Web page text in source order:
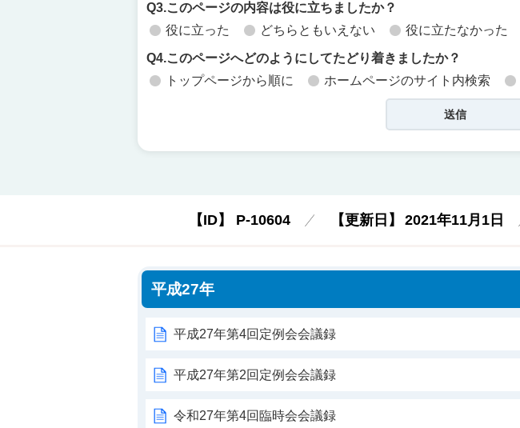
Q3.このページの内容は役に立ちましたか？
役に立った
どちらともいえない 役に立たなかった
Q4.このページへどのようにしてたどり着きましたか？
トップページから順に
ホームページのサイト内検索
【ID】 P-10604 【更新日】 2021年11月1日
平成27年
平成27年第4回定例会会議録
平成27年第2回定例会会議録
令和27年第4回臨時会会議録